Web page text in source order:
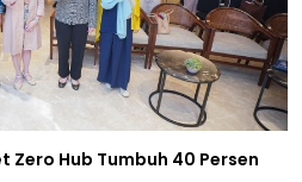
Zero Hub Tumbuh 40 Persen